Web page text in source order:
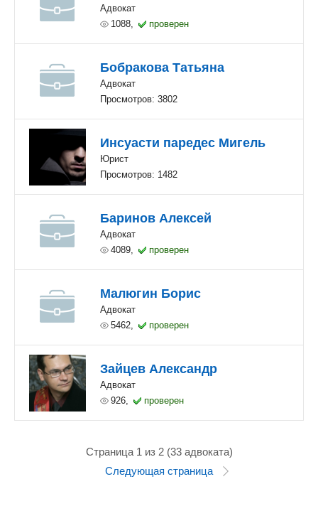
Адвокат
1088,
проверен
Бобракова Татьяна
Адвокат
Просмотров: 3802
Инсуасти паредес Мигель
Юрист
Просмотров: 1482
Баринов Алексей
Адвокат
4089,
проверен
Малюгин Борис
Адвокат
5462,
проверен
Зайцев Александр
Адвокат
926,
проверен
Страница 1 из 2 (33 адвоката)
Следующая страница